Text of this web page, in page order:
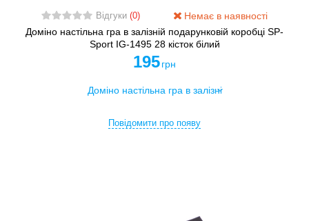
Відгуки(0)
Немає в наявності
Доміно настільна гра в залізній подарунковій коробці SP-
Sport IG-1495 28 кісток білий
195 грн
Повідомити про появу